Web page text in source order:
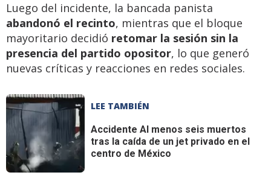
Luego del incidente, la bancada panista
abandonó el recinto, mientras que el bloque
mayoritario decidió retomar la sesión sin la
presencia del partido opositor, lo que generó
nuevas críticas y reacciones en redes sociales.
LEE TAMBIÉN
Accidente Al menos seis muertos
tras la caída de un jet privado en el
centro de México